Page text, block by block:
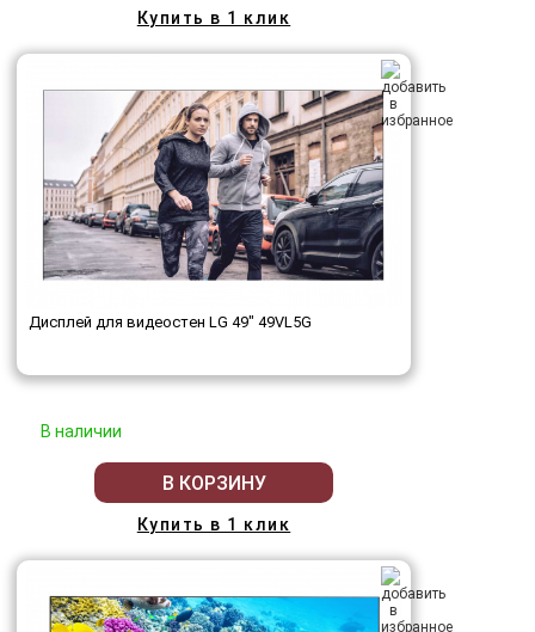
Купить в 1 клик
Дисплей для видеостен LG 49" 49VL5G
В наличии
В КОРЗИНУ
Купить в 1 клик